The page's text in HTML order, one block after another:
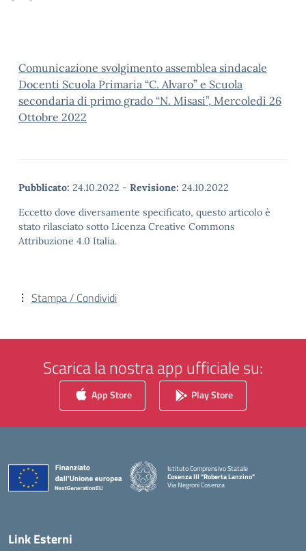
Comunicazione svolgimento assemblea sindacale
Docenti Scuola Primaria “C. Alvaro” e Scuola
secondaria di primo grado “N. Misasi”, Mercoledì 26
Ottobre 2022
Pubblicato: 24.10.2022 - Revisione: 24.10.2022
Eccetto dove diversamente specificato, questo articolo è
stato rilasciato sotto Licenza Creative Commons
Attribuzione 4.0 Italia.
Stampa / Condividi
Scarica la nostra app ufficiale su:
App Store Play Store
Istituto Comprensivo Statale
Cosenza III "Roberta Lanzino"
Via Negroni Cosenza
— Visita la pagina iniziale della scuola
Link Esterni